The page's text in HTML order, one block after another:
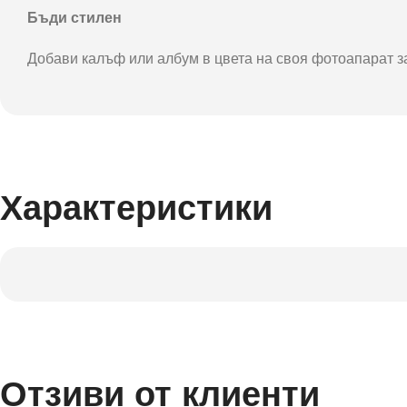
Бъди стилен
Добави калъф или албум в цвета на своя фотоапарат
Характеристики
Отзиви от клиенти